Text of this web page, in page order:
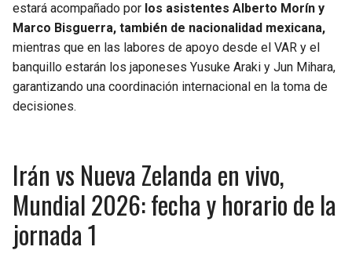
estará acompañado por los asistentes Alberto Morín y
Marco Bisguerra, también de nacionalidad mexicana,
mientras que en las labores de apoyo desde el VAR y el
banquillo estarán los japoneses Yusuke Araki y Jun Mihara,
garantizando una coordinación internacional en la toma de
decisiones.
Irán vs Nueva Zelanda en vivo,
Mundial 2026: fecha y horario de la
jornada 1